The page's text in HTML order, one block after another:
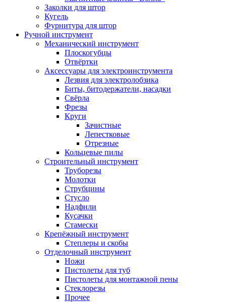
Заколки для штор
Кугель
Фурнитура для штор
Ручной инструмент
Механический инструмент
Плоскогубцы
Отвёртки
Аксессуары для электроинструмента
Лезвия для электролобзика
Биты, битодержатели, насадки
Свёрла
Фрезы
Круги
Зачистные
Лепестковые
Отрезные
Кольцевые пилы
Строительный инструмент
Труборезы
Молотки
Струбцины
Стусло
Надфили
Кусачки
Стамески
Крепёжный инструмент
Степлеры и скобы
Отделочный инструмент
Ножи
Пистолеты для туб
Пистолеты для монтажной пены
Стеклорезы
Прочее